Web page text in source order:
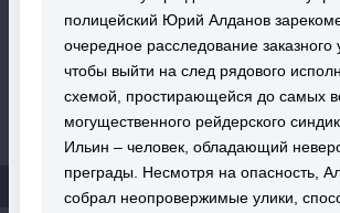
полицейский Юрий Алданов
очередное расследование
чтобы выйти на след рядового
схемой, простирающейся до самых
могущественного рейдерского
Ильин – человек, обладающий
преграды. Несмотря на опасность,
собрал неопровержимые улики,